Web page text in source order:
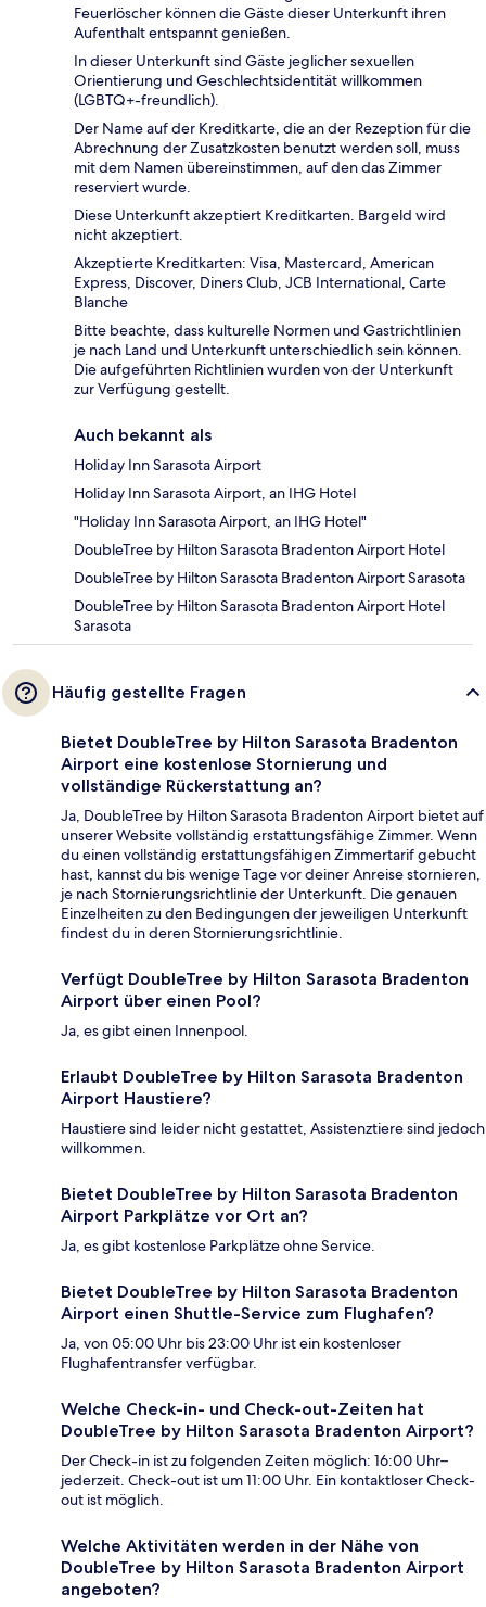
Feuerlöscher können die Gäste dieser Unterkunft ihren
Aufenthalt entspannt genießen.
In dieser Unterkunft sind Gäste jeglicher sexuellen
Orientierung und Geschlechtsidentität willkommen
(LGBTQ+-freundlich).
Der Name auf der Kreditkarte, die an der Rezeption für die
Abrechnung der Zusatzkosten benutzt werden soll, muss
mit dem Namen übereinstimmen, auf den das Zimmer
reserviert wurde.
Diese Unterkunft akzeptiert Kreditkarten. Bargeld wird
nicht akzeptiert.
Akzeptierte Kreditkarten: Visa, Mastercard, American
Express, Discover, Diners Club, JCB International, Carte
Blanche
Bitte beachte, dass kulturelle Normen und Gastrichtlinien
je nach Land und Unterkunft unterschiedlich sein können.
Die aufgeführten Richtlinien wurden von der Unterkunft
zur Verfügung gestellt.
Auch bekannt als
Holiday Inn Sarasota Airport
Holiday Inn Sarasota Airport, an IHG Hotel
"Holiday Inn Sarasota Airport, an IHG Hotel"
DoubleTree by Hilton Sarasota Bradenton Airport Hotel
DoubleTree by Hilton Sarasota Bradenton Airport Sarasota
DoubleTree by Hilton Sarasota Bradenton Airport Hotel
Sarasota
Häufig gestellte Fragen
Bietet DoubleTree by Hilton Sarasota Bradenton
Airport eine kostenlose Stornierung und
vollständige Rückerstattung an?
Ja, DoubleTree by Hilton Sarasota Bradenton Airport bietet auf
unserer Website vollständig erstattungsfähige Zimmer. Wenn
du einen vollständig erstattungsfähigen Zimmertarif gebucht
hast, kannst du bis wenige Tage vor deiner Anreise stornieren,
je nach Stornierungsrichtlinie der Unterkunft. Die genauen
Einzelheiten zu den Bedingungen der jeweiligen Unterkunft
findest du in deren Stornierungsrichtlinie.
Verfügt DoubleTree by Hilton Sarasota Bradenton
Airport über einen Pool?
Ja, es gibt einen Innenpool.
Erlaubt DoubleTree by Hilton Sarasota Bradenton
Airport Haustiere?
Haustiere sind leider nicht gestattet, Assistenztiere sind jedoch
willkommen.
Bietet DoubleTree by Hilton Sarasota Bradenton
Airport Parkplätze vor Ort an?
Ja, es gibt kostenlose Parkplätze ohne Service.
Bietet DoubleTree by Hilton Sarasota Bradenton
Airport einen Shuttle-Service zum Flughafen?
Ja, von 05:00 Uhr bis 23:00 Uhr ist ein kostenloser
Flughafentransfer verfügbar.
Welche Check-in- und Check-out-Zeiten hat
DoubleTree by Hilton Sarasota Bradenton Airport?
Der Check-in ist zu folgenden Zeiten möglich: 16:00 Uhr–
jederzeit. Check-out ist um 11:00 Uhr. Ein kontaktloser Check-
out ist möglich.
Welche Aktivitäten werden in der Nähe von
DoubleTree by Hilton Sarasota Bradenton Airport
angeboten?